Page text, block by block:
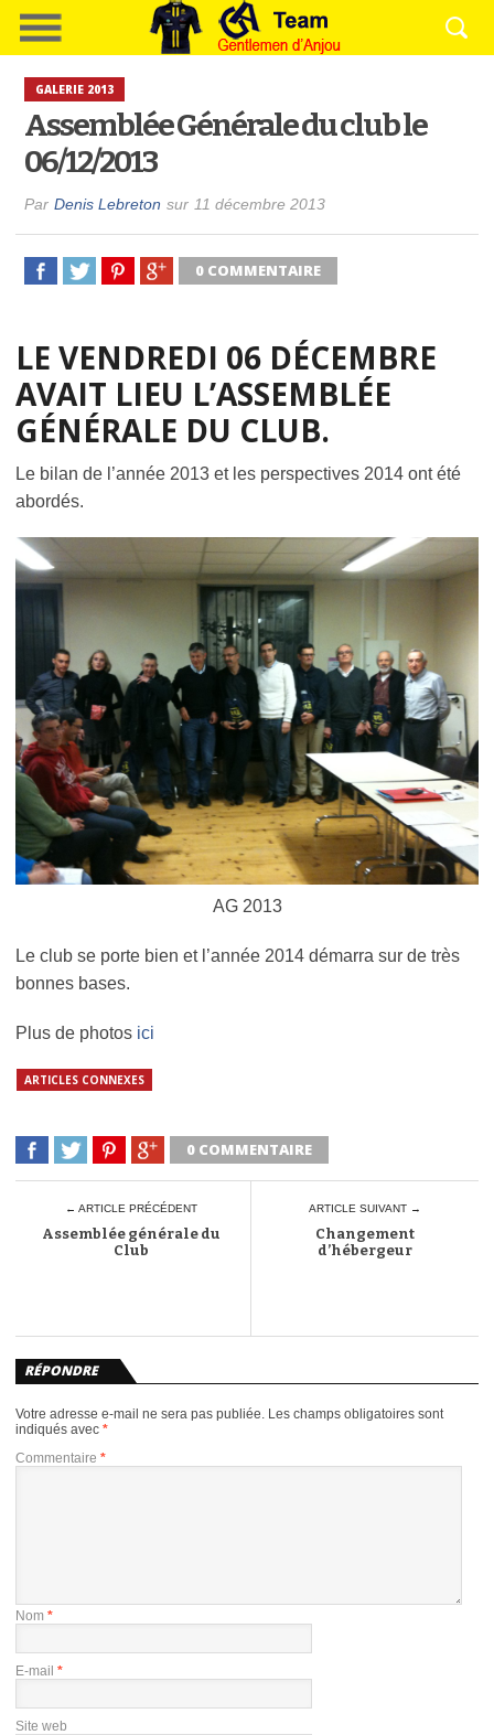
GALERIE 2013
Assemblée Générale du club le
06/12/2013
Par Denis Lebreton sur 11 décembre 2013
0 COMMENTAIRE
LE VENDREDI 06 DÉCEMBRE
AVAIT LIEU L’ASSEMBLÉE
GÉNÉRALE DU CLUB.
Le bilan de l’année 2013 et les perspectives 2014 ont été
abordés.
AG 2013
Le club se porte bien et l’année 2014 démarra sur de très
bonnes bases.
Plus de photos ici
ARTICLES CONNEXES
0 COMMENTAIRE
← ARTICLE PRÉCÉDENT
Assemblée générale du
Club
ARTICLE SUIVANT →
Changement
d’hébergeur
RÉPONDRE
Votre adresse e-mail ne sera pas publiée. Les champs obligatoires sont
indiqués avec *
Commentaire *
Nom *
E-mail *
Site web